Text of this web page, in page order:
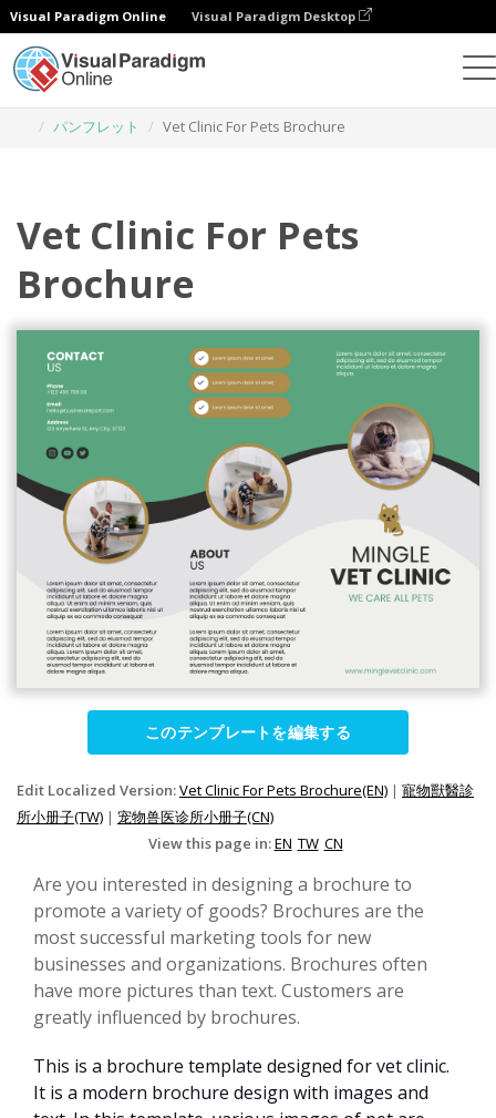
Visual Paradigm Online Visual Paradigm Desktop
パンフレット
Vet Clinic For Pets Brochure
Vet Clinic For Pets
Brochure
このテンプレートを編集する
Edit Localized Version:Vet Clinic For Pets Brochure(EN) | 寵物獸醫診
所小册子(TW) | 宠物兽医诊所小册子(CN)
View this page in:EN TW CN
Are you interested in designing a brochure to
promote a variety of goods? Brochures are the
most successful marketing tools for new
businesses and organizations. Brochures often
have more pictures than text. Customers are
greatly influenced by brochures.
This is a brochure template designed for vet clinic.
It is a modern brochure design with images and